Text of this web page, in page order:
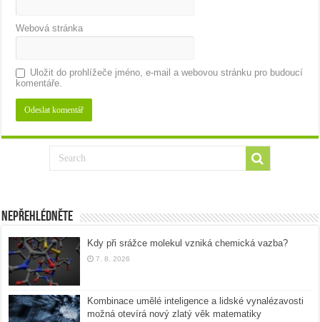
Webová stránka
Uložit do prohlížeče jméno, e-mail a webovou stránku pro budoucí
komentáře.
Nepřehlédněte
Kdy při srážce molekul vzniká chemická vazba?
7. 8. 2026
Kombinace umělé inteligence a lidské vynalézavosti
možná otevírá nový zlatý věk matematiky